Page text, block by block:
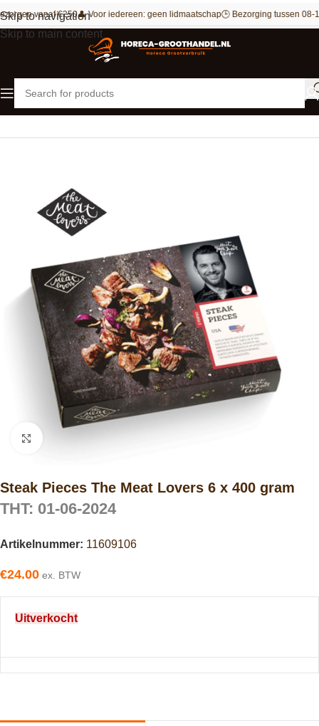
Skip to navigation
Skip to main content
vanaf €250👤 Voor iedereen: geen lidmaatschap🕒 Bezorging tussen 08-
Home Vlees Rundvlees
Click to enlarge
Steak Pieces The Meat Lovers 6 x 400 gram
THT: 01-06-2024
Artikelnummer: 11609106
€24.00 ex. BTW
Uitverkocht